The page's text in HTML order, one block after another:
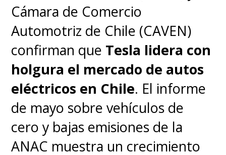
Cámara de Comercio
Automotriz de Chile (CAVEN)
confirman que Tesla lidera con
holgura el mercado de autos
eléctricos en Chile. El informe
de mayo sobre vehículos de
cero y bajas emisiones de la
ANAC muestra un crecimiento